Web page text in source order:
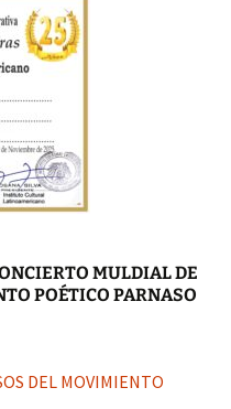
MULDIAL DE
POÉTICO PARNASO
DEL MOVIMIENTO